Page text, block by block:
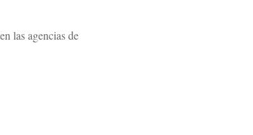
las agencias de